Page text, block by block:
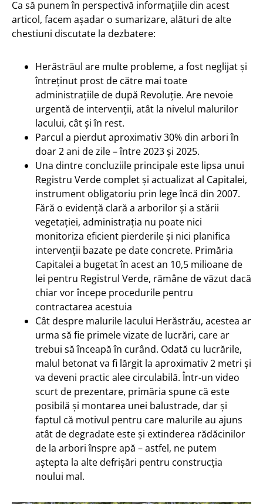
Ca să punem în perspectivă informațiile din acest
articol, facem așadar o sumarizare, alături de alte
chestiuni discutate la dezbatere:
Herăstrăul are multe probleme, a fost neglijat și
întreținut prost de către mai toate
administrațiile de după Revoluție. Are nevoie
urgentă de intervenții, atât la nivelul malurilor
lacului, cât și în rest.
Parcul a pierdut aproximativ 30% din arbori în
doar 2 ani de zile – între 2023 și 2025.
Una dintre concluziile principale este lipsa unui
Registru Verde complet și actualizat al Capitalei,
instrument obligatoriu prin lege încă din 2007.
Fără o evidență clară a arborilor și a stării
vegetației, administrația nu poate nici
monitoriza eficient pierderile și nici planifica
intervenții bazate pe date concrete. Primăria
Capitalei a bugetat în acest an 10,5 milioane de
lei pentru Registrul Verde, rămâne de văzut dacă
chiar vor începe procedurile pentru
contractarea acestuia
Cât despre malurile lacului Herăstrău, acestea ar
urma să fie primele vizate de lucrări, care ar
trebui să înceapă în curând. Odată cu lucrările,
malul betonat va fi lărgit la aproximativ 2 metri și
va deveni practic alee circulabilă. Într-un video
scurt de prezentare, primăria spune că este
posibilă și montarea unei balustrade, dar și
faptul că motivul pentru care malurile au ajuns
atât de degradate este și extinderea rădăcinilor
de la arbori înspre apă – astfel, ne putem
aștepta la alte defrișări pentru construcția
noului mal.